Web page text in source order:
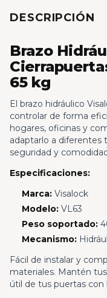
DESCRIPCIÓN
Brazo
65 kg
El brazo hidráulico
controlar de forma
hogares, oficinas y
adaptarlo a diferentes
seguridad y
Especificaciones:
Marca:Visalock
Modelo:VL63
Peso soportado:
Mecanismo:
Fácil de instalar y
materiales. Mantén
útil de tus puertas con